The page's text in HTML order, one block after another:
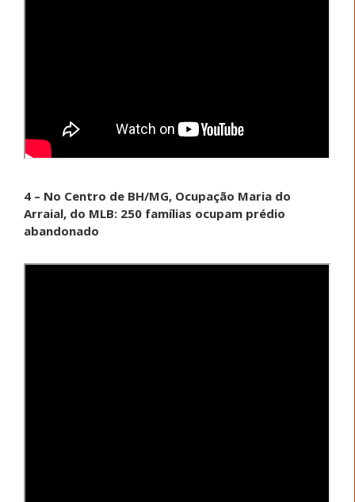
4 – No Centro de BH/MG, Ocupação Maria do
Arraial, do MLB: 250 famílias ocupam prédio
abandonado